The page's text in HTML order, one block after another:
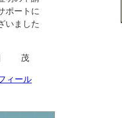
ポートに
いました
茂
ィール